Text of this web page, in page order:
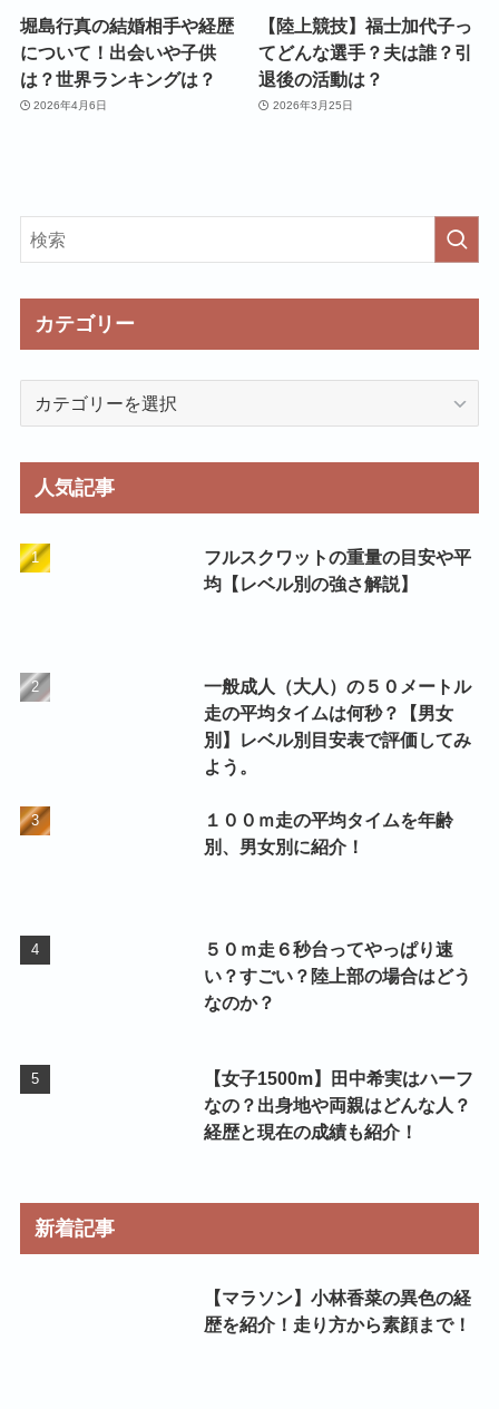
堀島行真の結婚相手や経歴
について！出会いや子供
は？世界ランキングは？
2026年4月6日
【陸上競技】福士加代子っ
てどんな選手？夫は誰？引
退後の活動は？
2026年3月25日
カテゴリー
ー
人気記事
フルスクワットの重量の目安や平
均【レベル別の強さ解説】
一般成人（大人）の５０メートル
走の平均タイムは何秒？【男女
別】レベル別目安表で評価してみ
よう。
１００ｍ走の平均タイムを年齢
別、男女別に紹介！
５０ｍ走６秒台ってやっぱり速
い？すごい？陸上部の場合はどう
なのか？
【女子1500m】田中希実はハーフ
なの？出身地や両親はどんな人？
経歴と現在の成績も紹介！
新着記事
【マラソン】小林香菜の異色の経
歴を紹介！走り方から素顔まで！